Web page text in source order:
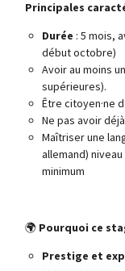
Principales
Durée : 5 mois,
début octobre)
Avoir au moins
supérieures).
Être citoyen·ne
Ne pas avoir
Maîtriser une
allemand)
minimum
🌍 Pourquoi ce
Prestige et